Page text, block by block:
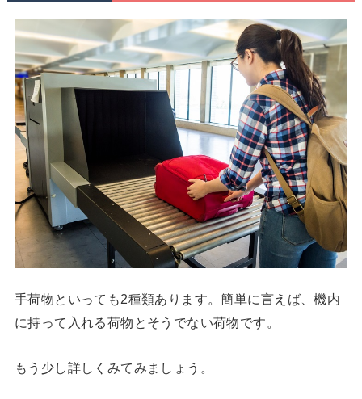
手荷物といっても2種類あります。簡単に言えば、機内
に持って入れる荷物とそうでない荷物です。
もう少し詳しくみてみましょう。